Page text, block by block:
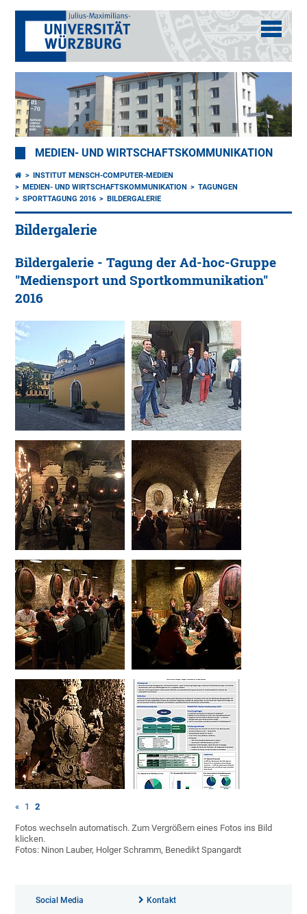
MEDIEN- UND WIRTSCHAFTSKOMMUNIKATION
INSTITUT MENSCH-COMPUTER-MEDIEN
MEDIEN- UND WIRTSCHAFTSKOMMUNIKATION
TAGUNGEN
SPORTTAGUNG 2016
BILDERGALERIE
Bildergalerie
Bildergalerie - Tagung der Ad-hoc-Gruppe
"Mediensport und Sportkommunikation"
2016
« 1 2
Fotos wechseln automatisch. Zum Vergrößern eines Fotos ins Bild
klicken.
Fotos: Ninon Lauber, Holger Schramm, Benedikt Spangardt
Social Media Kontakt